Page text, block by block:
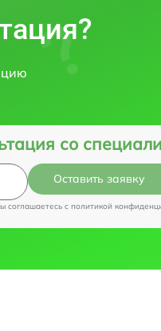
со
Оставить заявку
соглашаетесь c политикой